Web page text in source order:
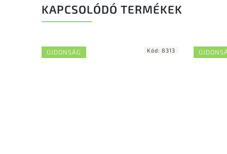
KAPCSOLÓDÓ TERMÉKEK
ÚJDONSÁG Kód: 8313